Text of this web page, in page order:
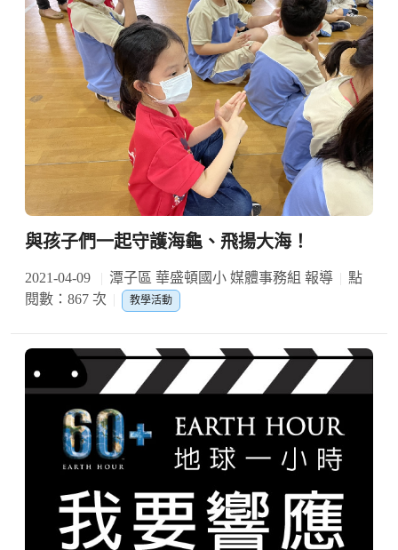
與孩子們一起守護海龜、飛揚大海！
2021-04-09 潭子區 華盛頓國小 媒體事務組 報導
點
閱數：867 次
教學活動